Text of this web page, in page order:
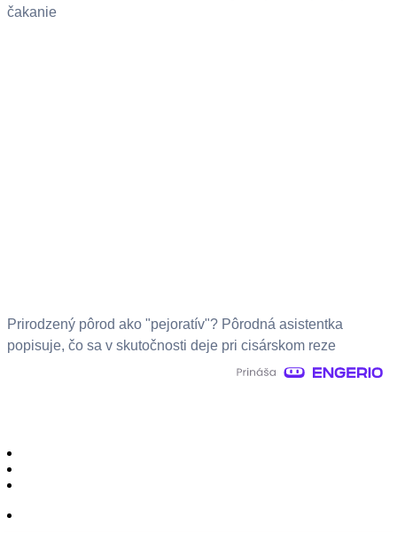
čakanie
Prirodzený pôrod ako "pejoratív"? Pôrodná asistentka
popisuje, čo sa v skutočnosti deje pri cisárskom reze